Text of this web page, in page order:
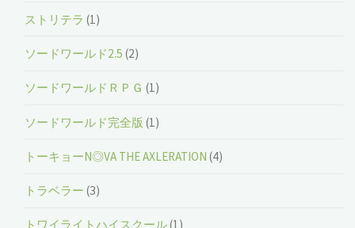
ストリテラ (1)
ソードワールド2.5 (2)
ソードワールドＲＰＧ (1)
ソードワールド完全版 (1)
トーキョーN◎VA THE AXLERATION (4)
トラベラー (3)
トワイライトハイスクール(1)